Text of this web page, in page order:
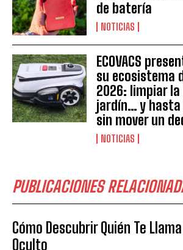
de batería
NOTICIAS
ECOVACS
su ecosistema
2026: limpiar la
jardín… y hasta
sin mover un
NOTICIAS
PUBLICACIONES
Cómo Descubrir Quién Te
Oculto